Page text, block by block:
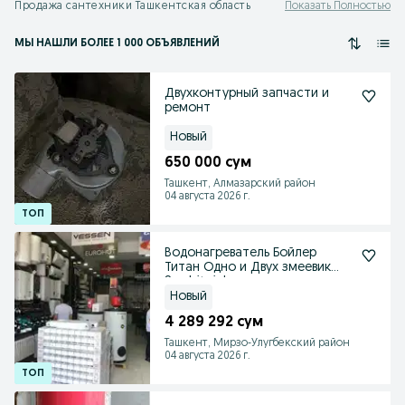
Продажа сантехники Ташкентская область Показать Полностью
МЫ НАШЛИ БОЛЕЕ 1 000 ОБЪЯВЛЕНИЙ
Двухконтурный запчасти и
ремонт
Новый
650 000 сум
Ташкент, Алмазарский район
04 августа 2026 г.
Водонагреватель Бойлер
Титан Одно и Двух змеевик
Новый
4 289 292 сум
Ташкент, Мирзо-Улугбекский район
04 августа 2026 г.